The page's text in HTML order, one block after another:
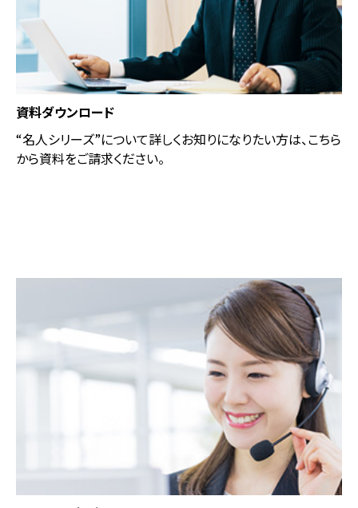
資料ダウンロード
“名人シリーズ”について詳しくお知りになりたい⽅は、こちら
から資料をご請求ください。